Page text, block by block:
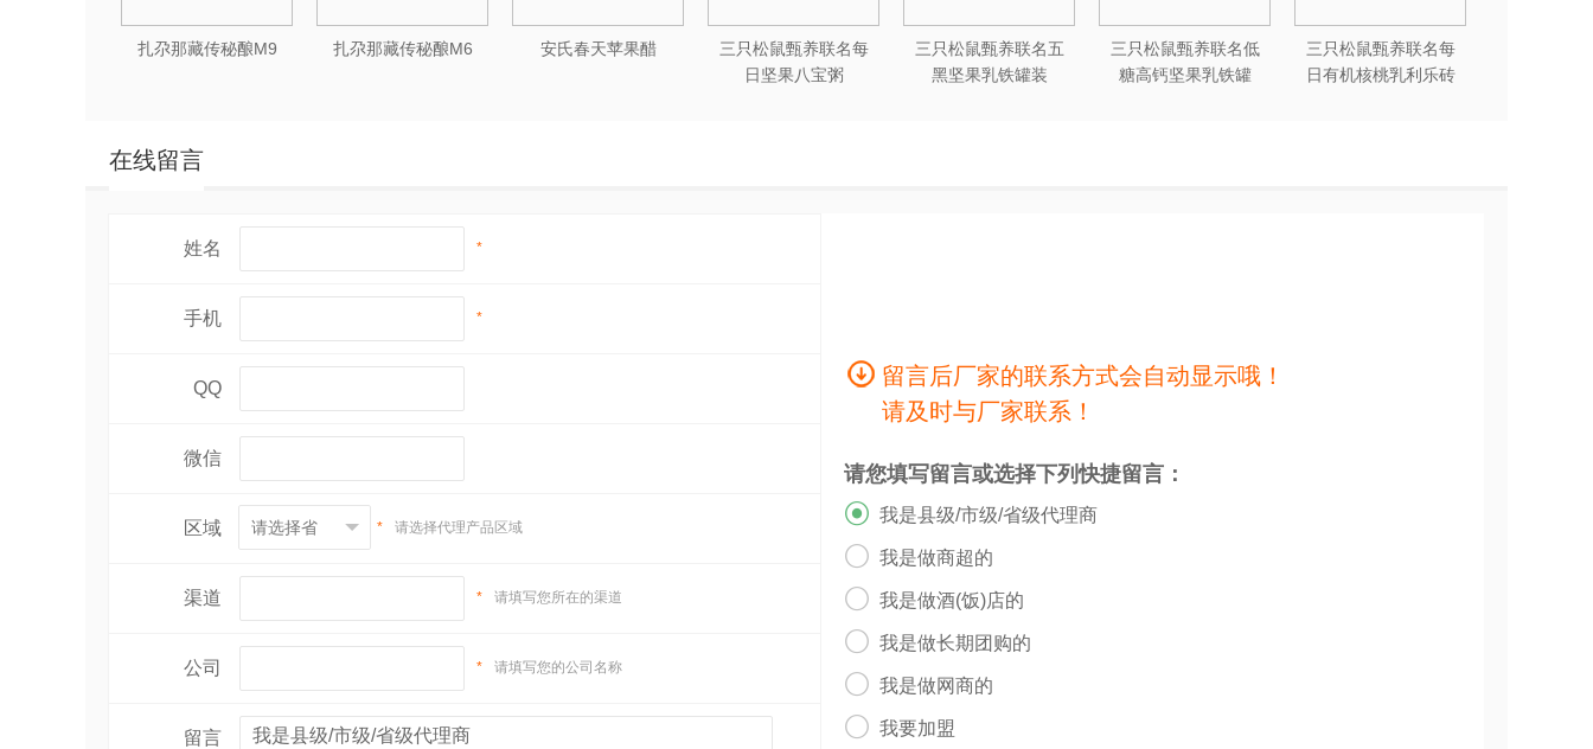
扎尕那藏传秘酿M9 扎尕那藏传秘酿M6 安氏春天苹果醋
三只松鼠甄养联名每
日坚果八宝粥
三只松鼠甄养联名五
黑坚果乳铁罐装
三只松鼠甄养联名低
糖高钙坚果乳铁罐
三只松鼠甄养联名每
日有机核桃乳利乐砖
在线留言
姓名 *
手机 *
QQ
微信
区域 * 请选择代理产品区域
渠道 * 请填写您所在的渠道
公司 * 请填写您的公司名称
留言
留言后厂家的联系方式会自动显示哦！
请及时与厂家联系！
请您填写留言或选择下列快捷留言：
 我是县级/市级/省级代理商
 我是做商超的
 我是做酒(饭)店的
 我是做长期团购的
 我是做网商的
 我要加盟